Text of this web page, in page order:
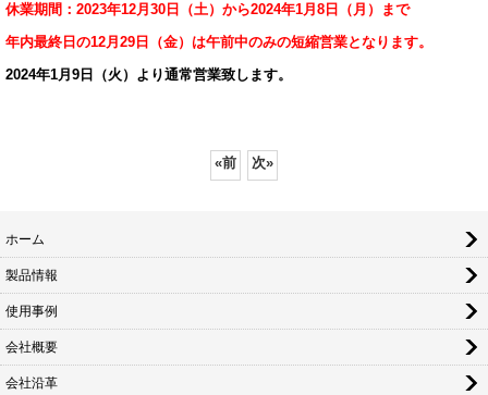
休業期間：2023年12月30日（土）から2024年1月8日（月）まで
年内最終日の12月29日（金）は午前中のみの短縮営業となります。
2024年1月9日（火）より通常営業致します。
«前 次»
ホーム
製品情報
使用事例
会社概要
会社沿革